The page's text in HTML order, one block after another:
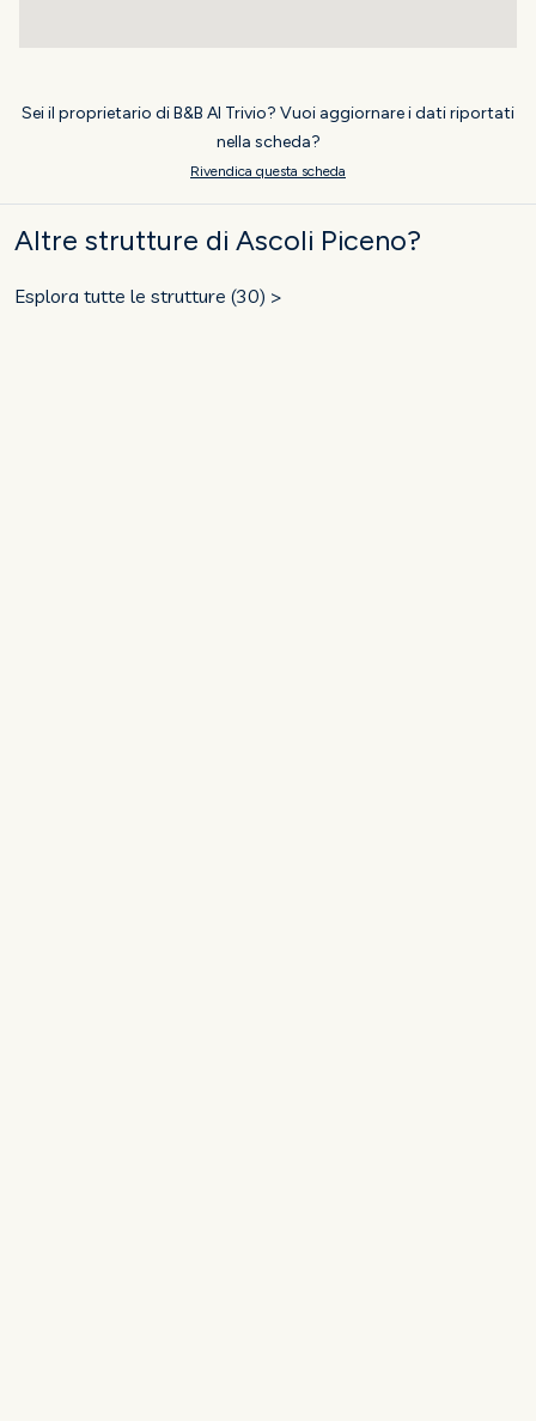
Sei il proprietario di B&B Al Trivio? Vuoi aggiornare i dati riportati
nella scheda?
Rivendica questa scheda
Altre strutture di Ascoli Piceno?
Esplora tutte le strutture (30) >